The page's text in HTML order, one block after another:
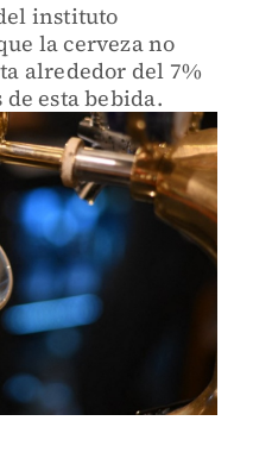
instituto
la cerveza no
alrededor del 7%
esta bebida.